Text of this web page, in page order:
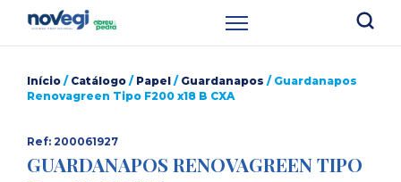
Início / Catálogo / Papel / Guardanapos / Guardanapos
Renovagreen Tipo F200 x18 B CXA
Ref: 200061927
GUARDANAPOS RENOVAGREEN TIPO